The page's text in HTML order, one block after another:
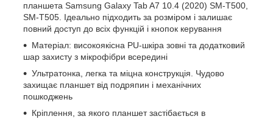
планшета Samsung Galaxy Tab A7 10.4 (2020) SM-T500,
SM-T505. Ідеально підходить за розміром і залишає
повний доступ до всіх функцій і кнопок керування
Матеріал: високоякісна PU-шкіра зовні та додатковий
шар захисту з мікрофібри всередині
Ультратонка, легка та міцна конструкція. Чудово
захищає планшет від подряпин і механічних
пошкоджень
Кріплення, за якого планшет застібається в